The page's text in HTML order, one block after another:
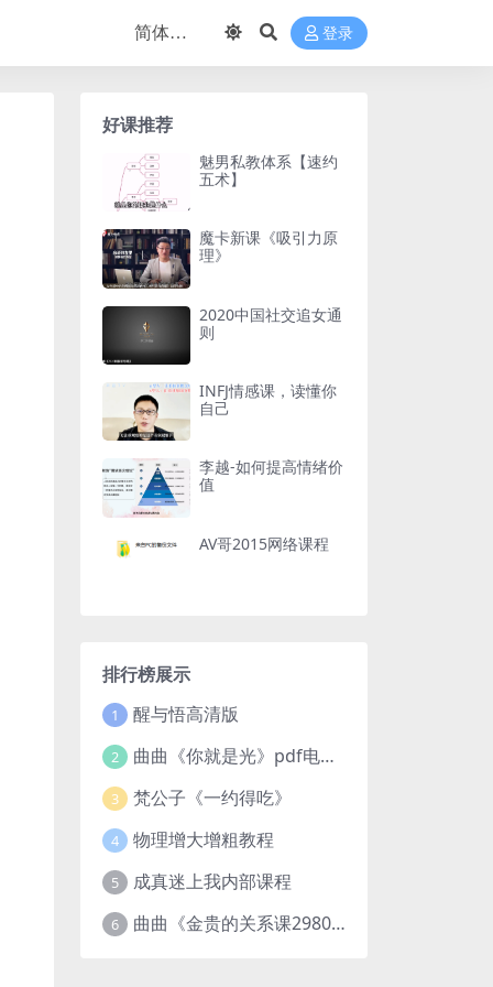
登录
好课推荐
魅男私教体系【速约
五术】
魔卡新课《吸引力原
理》
2020中国社交追女通
则
INFJ情感课，读懂你
自己
李越-如何提高情绪价
值
AV哥2015网络课程
排行榜展示
1 醒与悟高清版
2 曲曲《你就是光》pdf电子版
3 梵公子《一约得吃》
4 物理增大增粗教程
5 成真迷上我内部课程
6 曲曲《金贵的关系课2980》